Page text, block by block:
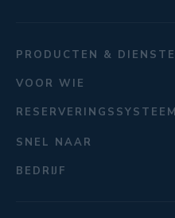
PRODUCTEN &
VOOR WIE
RESERVERINGSSYSTEEM
SNEL NAAR
BEDRIJF